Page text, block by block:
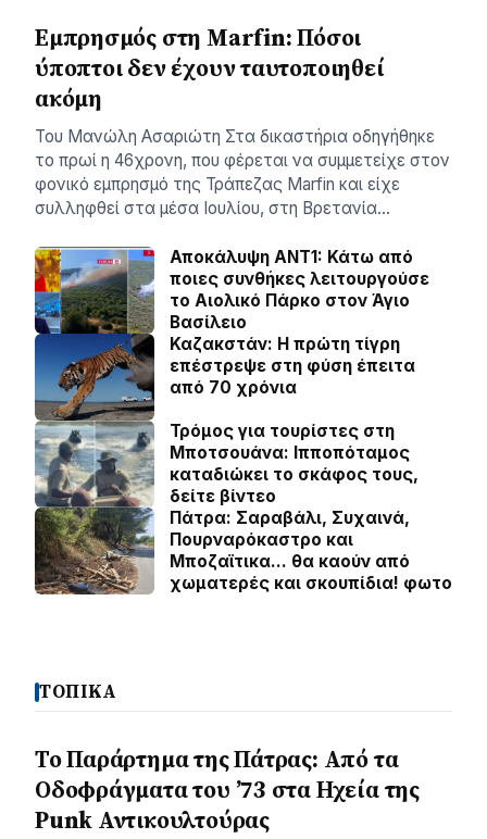
Εμπρησμός στη Marfin: Πόσοι
ύποπτοι δεν έχουν ταυτοποιηθεί
ακόμη
Του Μανώλη Ασαριώτη Στα δικαστήρια οδηγήθηκε
το πρωί η 46χρονη, που φέρεται να συμμετείχε στον
φονικό εμπρησμό της Τράπεζας Marfin και είχε
συλληφθεί στα μέσα Ιουλίου, στη Βρετανία…
Αποκάλυψη ΑΝΤ1: Κάτω από
ποιες συνθήκες λειτουργούσε
το Αιολικό Πάρκο στον Άγιο
Βασίλειο
Καζακστάν: Η πρώτη τίγρη
επέστρεψε στη φύση έπειτα
από 70 χρόνια
Τρόμος για τουρίστες στη
Μποτσουάνα: Ιπποπόταμος
καταδιώκει το σκάφος τους,
δείτε βίντεο
Πάτρα: Σαραβάλι, Συχαινά,
Πουρναρόκαστρο και
Μποζαϊτικα… θα καούν από
χωματερές και σκουπίδια! φωτο
ΤΟΠΙΚΑ
Το Παράρτημα της Πάτρας: Από τα
Οδοφράγματα του ’73 στα Ηχεία της
Punk Αντικουλτούρας